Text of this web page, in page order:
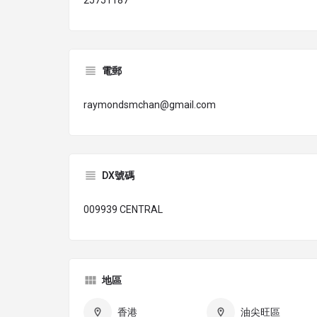
電郵
raymondsmchan@gmail.com
DX號碼
009939 CENTRAL
地區
香港 油尖旺區